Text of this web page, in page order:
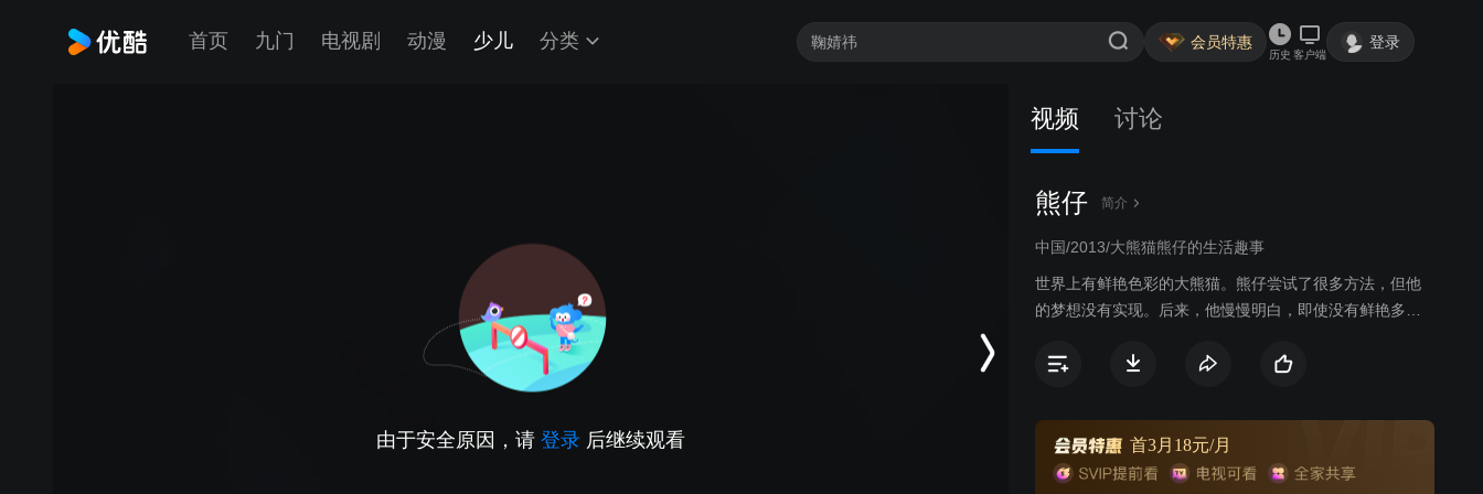
首页 九门 电视剧 动漫 少儿 分类 会员特惠
历史 客户端
登录
由于安全原因，请 登录 后继续观看
视频 讨论
熊仔 简介
中国/2013/大熊猫熊仔的生活趣事
世界上有鲜艳色彩的大熊猫。熊仔尝试了很多方法，但他
的梦想没有实现。后来，他慢慢明白，即使没有鲜艳多彩
首3月18元/月